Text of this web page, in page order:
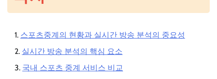
스포츠중계의 현황과 실시간 방송 분석의 중요성
실시간 방송 분석의 핵심 요소
국내 스포츠 중계 서비스 비교